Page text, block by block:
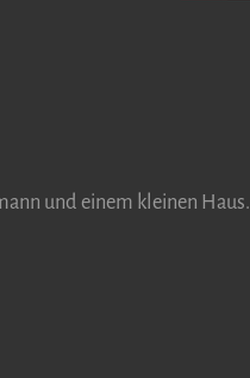
und einem kleinen Haus.